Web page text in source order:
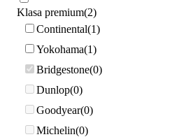
Klasa premium 2
Continental 1
Yokohama 1
Bridgestone 0
Dunlop 0
Goodyear 0
Michelin 0